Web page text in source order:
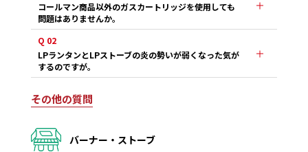
コールマン商品以外のガスカートリッジを使用しても
問題はありませんか。
Q 02
LPランタンとLPストーブの炎の勢いが弱くなった気が
するのですが。
その他の質問
バーナー・ストーブ